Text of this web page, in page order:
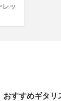
レッ
おすすめギタリ